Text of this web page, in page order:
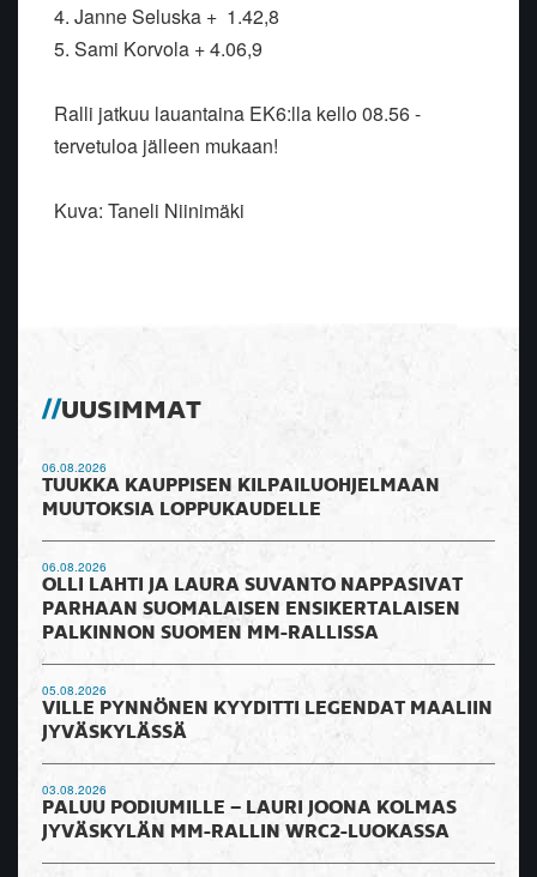
4. Janne Seluska + 1.42,8
5. Sami Korvola + 4.06,9
Ralli jatkuu lauantaina EK6:lla kello 08.56 -
tervetuloa jälleen mukaan!
Kuva: Taneli Niinimäki
UUSIMMAT
06.08.2026
TUUKKA KAUPPISEN KILPAILUOHJELMAAN
MUUTOKSIA LOPPUKAUDELLE
06.08.2026
OLLI LAHTI JA LAURA SUVANTO NAPPASIVAT
PARHAAN SUOMALAISEN ENSIKERTALAISEN
PALKINNON SUOMEN MM-RALLISSA
05.08.2026
VILLE PYNNÖNEN KYYDITTI LEGENDAT MAALIIN
JYVÄSKYLÄSSÄ
03.08.2026
PALUU PODIUMILLE – LAURI JOONA KOLMAS
JYVÄSKYLÄN MM-RALLIN WRC2-LUOKASSA